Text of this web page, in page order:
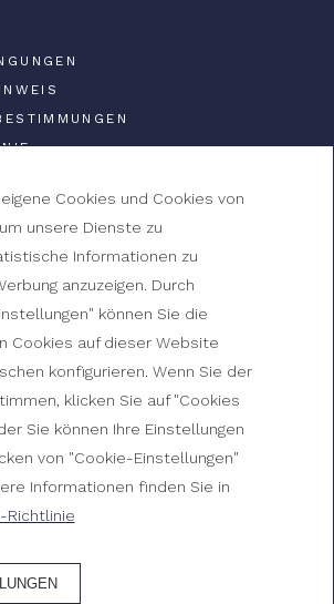
GRAN HOTEL
REYMAR
n, 17320 Tossa de Mar, Girona
Cookies und Cookies von
unsere Dienste zu
Informationen zu
anzuzeigen. Durch
können Sie die
Cookies auf dieser Website
konfigurieren. Wenn Sie der
klicken Sie auf "Cookies
Sie können Ihre Einstellungen
von "Cookie-Einstellungen"
Informationen finden Sie in
Richtlinie